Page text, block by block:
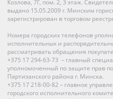
Козлова, 7Г, пом. 2, 3 этаж.
выдано 15.05.2009 г. Минским
зарегистрирован в торговом
Номера городских телефонов
исполнительных и
рассматривать обращения
+375 17 294-63-73 – главный
уполномоченный по защите прав
Партизанского района г. Минска.
+375 17 218-00-82 – главное
городского исполнительного